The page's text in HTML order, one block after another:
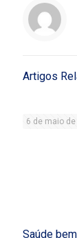
Artigos
6 de maio
Saúde